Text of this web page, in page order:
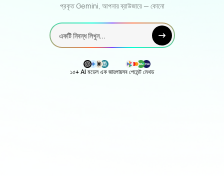
প্রকৃত Gemini, আপনার ব্রাউজারে — কোনো
একটি নিবন্ধ লিখুন...
১৫+ AI মডেল এক জায়গায়সব পেমেন্ট মেথড